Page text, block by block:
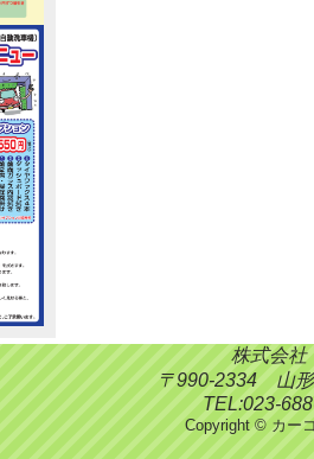
株式会
〒990-2334 山形
TEL:023-
Copyright © カー